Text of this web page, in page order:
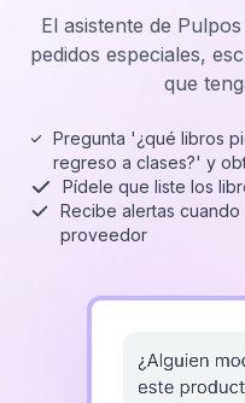
El asistente de
pedidos especiales,
que
Pregunta '¿qué libros
regreso a clases?' y
Pídele que liste los
Recibe alertas
proveedor